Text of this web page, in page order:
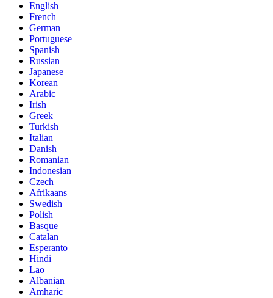
English
French
German
Portuguese
Spanish
Russian
Japanese
Korean
Arabic
Irish
Greek
Turkish
Italian
Danish
Romanian
Indonesian
Czech
Afrikaans
Swedish
Polish
Basque
Catalan
Esperanto
Hindi
Lao
Albanian
Amharic